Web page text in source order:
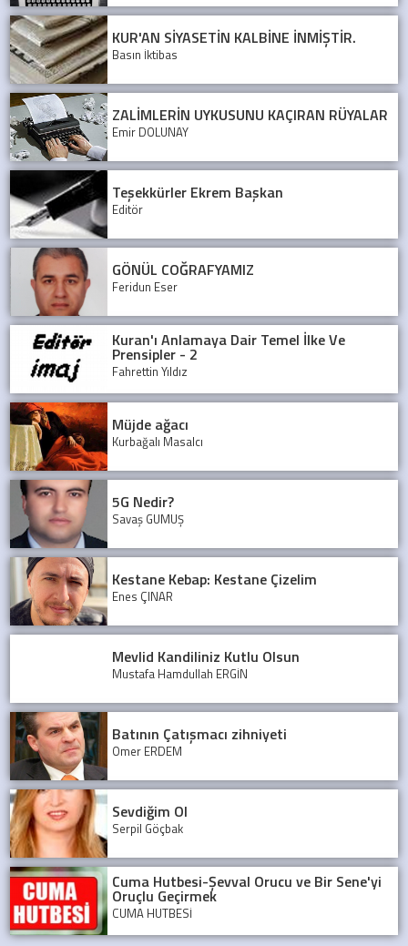
KUR'AN SİYASETİN KALBİNE İNMİŞTİR.
Basın İktibas
ZALİMLERİN UYKUSUNU KAÇIRAN RÜYALAR
Emir DOLUNAY
Teşekkürler Ekrem Başkan
Editör
GÖNÜL COĞRAFYAMIZ
Feridun Eser
Kuran'ı Anlamaya Dair Temel İlke Ve
Prensipler - 2
Fahrettin Yıldız
Müjde ağacı
Kurbağalı Masalcı
5G Nedir?
Savaş GÜMÜŞ
Kestane Kebap: Kestane Çizelim
Enes ÇINAR
Mevlid Kandiliniz Kutlu Olsun
Mustafa Hamdullah ERGİN
Batının Çatışmacı zihniyeti
Ömer ERDEM
Sevdiğim Ol
Serpil Göçbak
Cuma Hutbesi-Şevval Orucu ve Bir Sene'yi
Oruçlu Geçirmek
CUMA HUTBESİ